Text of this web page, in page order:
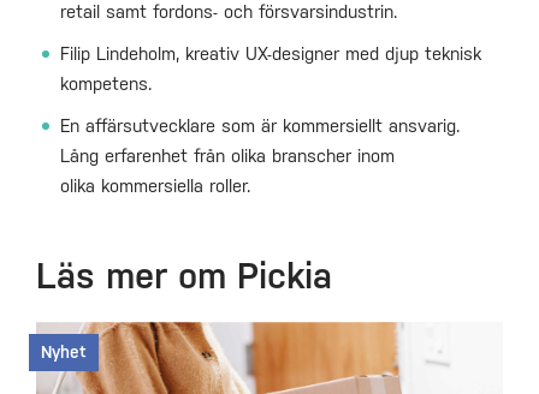
retail samt fordons- och försvarsindustrin.
Filip Lindeholm, kreativ UX-designer med djup teknisk
kompetens.
En affärsutvecklare som är kommersiellt ansvarig.
Lång erfarenhet från olika branscher inom
olika kommersiella roller.
Läs mer om Pickia
Nyhet